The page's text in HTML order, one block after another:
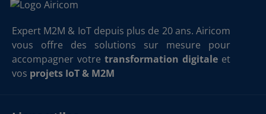
Expert M2M & IoT depuis plus de 20 ans. Airicom
vous offre des solutions sur mesure pour
accompagner votre transformation digitale et
vos projets IoT & M2M